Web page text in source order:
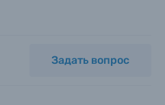
Задать вопрос